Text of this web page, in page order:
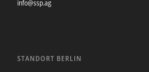
info@ssp.ag
STANDORT BERLIN